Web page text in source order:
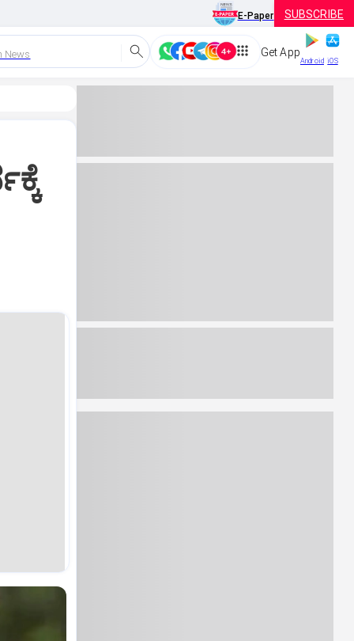
E-Paper SUBSCRIBE
News Get App
Android iOS